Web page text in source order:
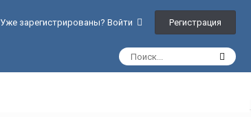
Уже зарегистрированы? Войти Регистрация